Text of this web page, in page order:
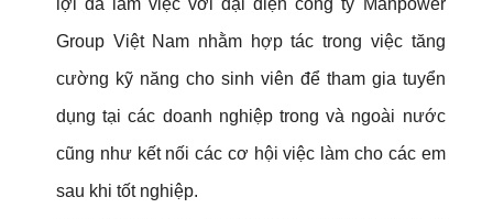
lợi đã làm việc với đại diện công ty Manpower
Group Việt Nam nhằm hợp tác trong việc tăng
cường kỹ năng cho sinh viên để tham gia tuyển
dụng tại các doanh nghiệp trong và ngoài nước
cũng như kết nối các cơ hội việc làm cho các em
sau khi tốt nghiệp.